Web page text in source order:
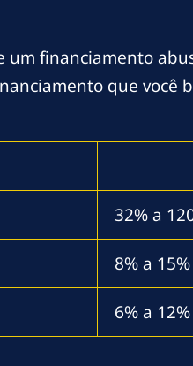
financiamento
que você
32% a
8% a 15%
6% a 12%